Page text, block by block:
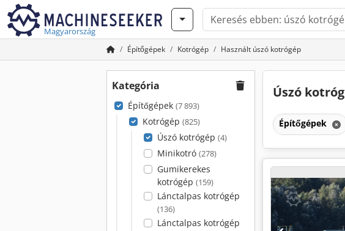
Magyarország
Építőgépek Kotrógép Használt úszó kotrógép
Kategória
Építőgépek (7 893)
Kotrógép (825)
Úszó kotrógép (4)
Minikotró (278)
Gumikerekes
kotrógép (159)
Lánctalpas kotrógép
(136)
Lánctalpas kotrógép
Úszó
Építőgépek